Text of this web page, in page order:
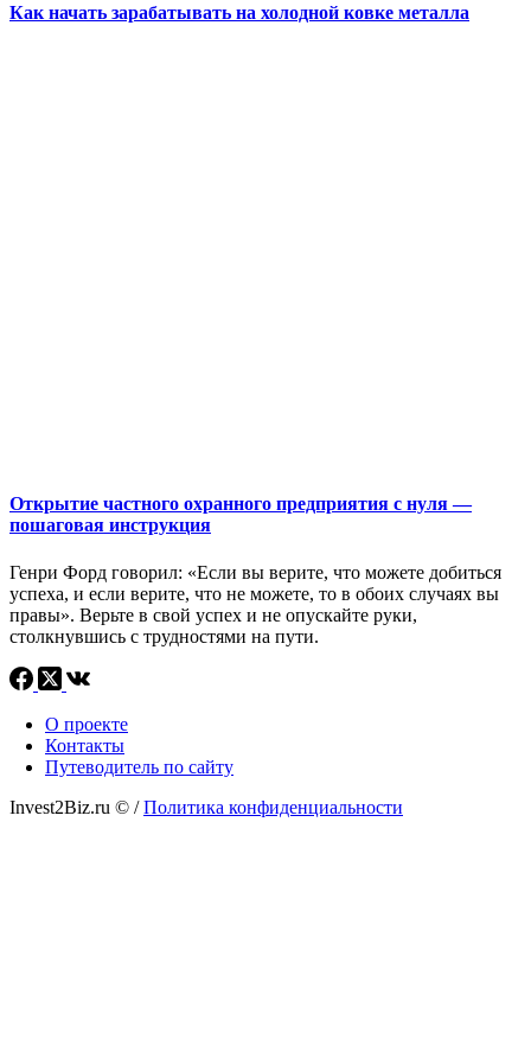
Как начать зарабатывать на холодной ковке металла
Открытие частного охранного предприятия с нуля —
пошаговая инструкция
Генри Форд говорил: «Если вы верите, что можете добиться
успеха, и если верите, что не можете, то в обоих случаях вы
правы». Верьте в свой успех и не опускайте руки,
столкнувшись с трудностями на пути.
О проекте
Контакты
Путеводитель по сайту
Invest2Biz.ru © /Политика конфиденциальности